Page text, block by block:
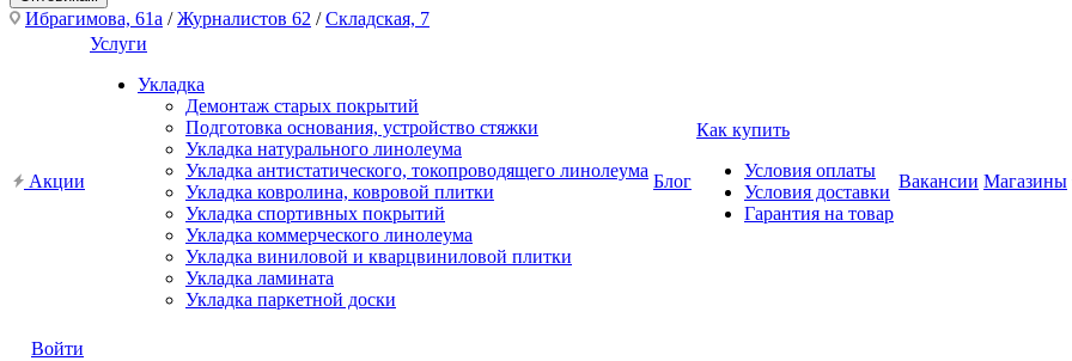
Ибрагимова, 61а /Журналистов 62 /Складская, 7
Акции
Услуги
Укладка
Демонтаж старых покрытий
Подготовка основания, устройство стяжки
Укладка натурального линолеума
Укладка антистатического, токопроводящего линолеума
Укладка ковролина, ковровой плитки
Укладка спортивных покрытий
Укладка коммерческого линолеума
Укладка виниловой и кварцвиниловой плитки
Укладка ламината
Укладка паркетной доски
Блог
Как купить
Условия оплаты
Условия доставки
Гарантия на товар
Вакансии Магазины
Войти